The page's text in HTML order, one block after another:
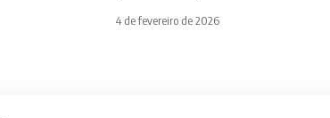
4 de fevereiro de 2026